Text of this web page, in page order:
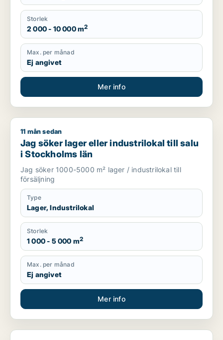
Storlek
2 000 - 10 000 m2
Max. per månad
Ej angivet
Mer info
Jag söker lager eller industrilokal till salu i Stockholms län
11 mån sedan
Jag söker lager eller industrilokal till salu
i Stockholms län
Jag söker 1000-5000 m² lager / industrilokal till
försäljning
Type
Lager, Industrilokal
Storlek
1 000 - 5 000 m2
Max. per månad
Ej angivet
Mer info